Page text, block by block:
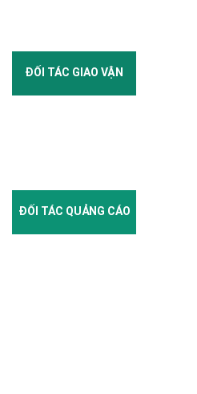
ĐỐI TÁC GIAO VẬN
ĐỐI TÁC QUẢNG CÁO